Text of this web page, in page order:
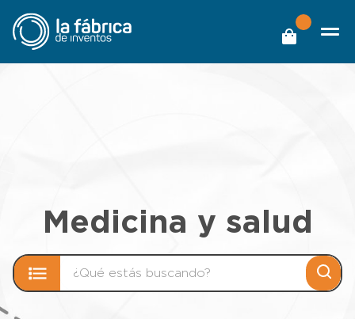
Medicina y salud